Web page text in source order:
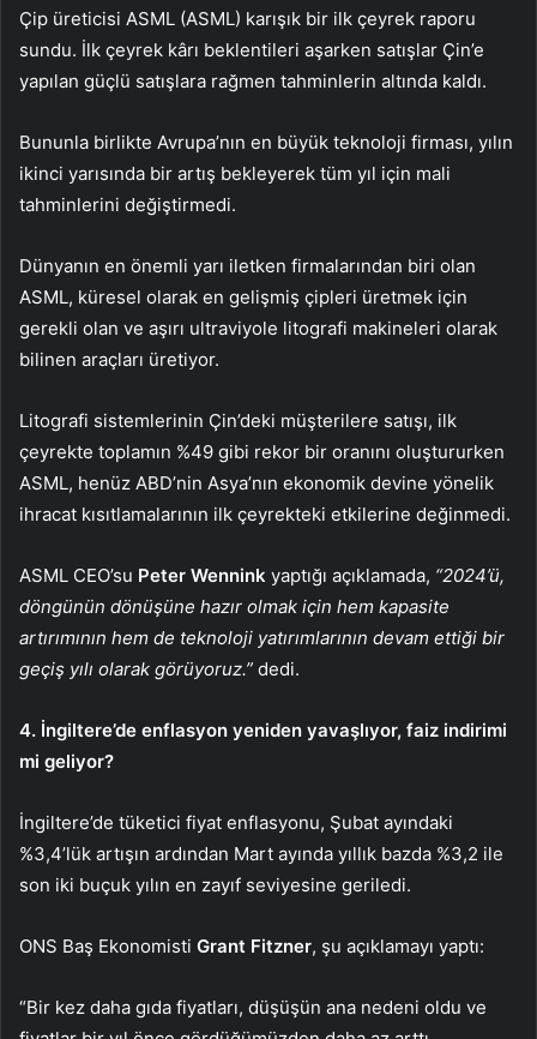
Çip üreticisi ASML (ASML) karışık bir ilk çeyrek raporu
sundu. İlk çeyrek kârı beklentileri aşarken satışlar Çin’e
yapılan güçlü satışlara rağmen tahminlerin altında kaldı.
Bununla birlikte Avrupa’nın en büyük teknoloji firması, yılın
ikinci yarısında bir artış bekleyerek tüm yıl için mali
tahminlerini değiştirmedi.
Dünyanın en önemli yarı iletken firmalarından biri olan
ASML, küresel olarak en gelişmiş çipleri üretmek için
gerekli olan ve aşırı ultraviyole litografi makineleri olarak
bilinen araçları üretiyor.
Litografi sistemlerinin Çin’deki müşterilere satışı, ilk
çeyrekte toplamın %49 gibi rekor bir oranını oluştururken
ASML, henüz ABD’nin Asya’nın ekonomik devine yönelik
ihracat kısıtlamalarının ilk çeyrekteki etkilerine değinmedi.
ASML CEO’su Peter Wennink yaptığı açıklamada, “2024’ü,
döngünün dönüşüne hazır olmak için hem kapasite
artırımının hem de teknoloji yatırımlarının devam ettiği bir
geçiş yılı olarak görüyoruz.” dedi.
4. İngiltere’de enflasyon yeniden yavaşlıyor, faiz indirimi
mi geliyor?
İngiltere’de tüketici fiyat enflasyonu, Şubat ayındaki
%3,4’lük artışın ardından Mart ayında yıllık bazda %3,2 ile
son iki buçuk yılın en zayıf seviyesine geriledi.
ONS Baş Ekonomisti Grant Fitzner, şu açıklamayı yaptı:
“Bir kez daha gıda fiyatları, düşüşün ana nedeni oldu ve